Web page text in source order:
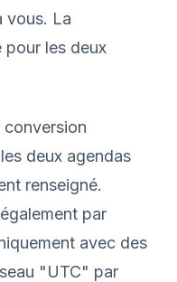
vous. La
pour les deux
conversion
deux agendas
renseigné.
par
avec des
"UTC" par